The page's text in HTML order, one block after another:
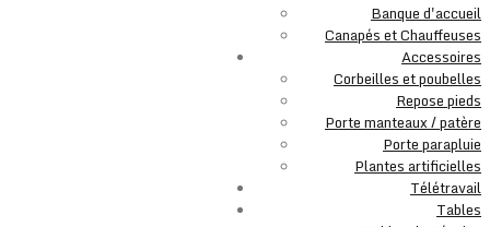
Banque d'accueil
Canapés et Chauffeuses
Accessoires
Corbeilles et poubelles
Repose pieds
Porte manteaux / patère
Porte parapluie
Plantes artificielles
Télétravail
Tables